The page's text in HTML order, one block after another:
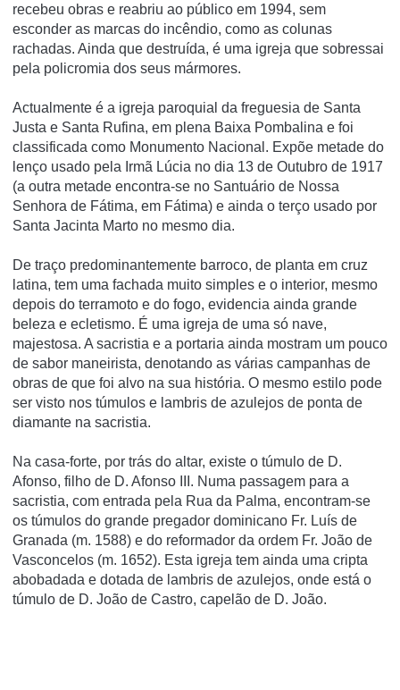
recebeu obras e reabriu ao público em 1994, sem
esconder as marcas do incêndio, como as colunas
rachadas. Ainda que destruí­da, é uma igreja que sobressai
pela policromia dos seus mármores.
Actualmente é a igreja paroquial da freguesia de Santa
Justa e Santa Rufina, em plena Baixa Pombalina e foi
classificada como Monumento Nacional. Expõe metade do
lenço usado pela Irmã Lúcia no dia 13 de Outubro de 1917
(a outra metade encontra-se no Santuário de Nossa
Senhora de Fátima, em Fátima) e ainda o terço usado por
Santa Jacinta Marto no mesmo dia.
De traço predominantemente barroco, de planta em cruz
latina, tem uma fachada muito simples e o interior, mesmo
depois do terramoto e do fogo, evidencia ainda grande
beleza e ecletismo. É uma igreja de uma só nave,
majestosa. A sacristia e a portaria ainda mostram um pouco
de sabor maneirista, denotando as várias campanhas de
obras de que foi alvo na sua história. O mesmo estilo pode
ser visto nos túmulos e lambris de azulejos de ponta de
diamante na sacristia.
Na casa-forte, por trás do altar, existe o túmulo de D.
Afonso, filho de D. Afonso III. Numa passagem para a
sacristia, com entrada pela Rua da Palma, encontram-se
os túmulos do grande pregador dominicano Fr. Luí­s de
Granada (m. 1588) e do reformador da ordem Fr. João de
Vasconcelos (m. 1652). Esta igreja tem ainda uma cripta
abobadada e dotada de lambris de azulejos, onde está o
túmulo de D. João de Castro, capelão de D. João.